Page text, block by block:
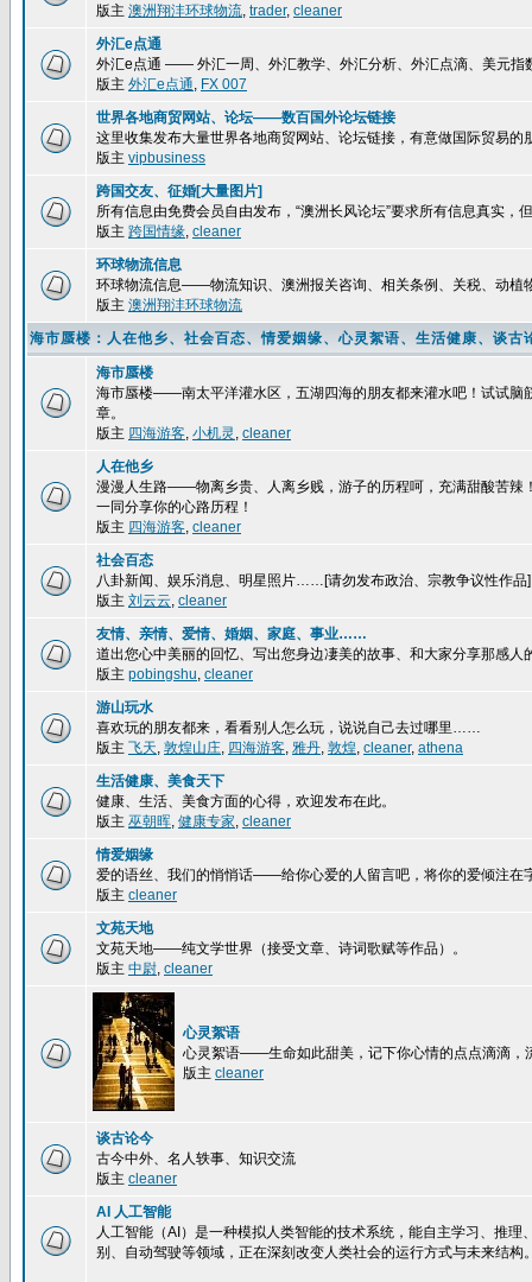
版主 澳洲翔沣环球物流, trader, cleaner
外汇e点通
外汇e点通 —— 外汇一周、外汇教学、外汇分析、外汇点滴、美元
版主 外汇e点通, FX 007
世界各地商贸网站、论坛——数百国外论坛链接
这里收集发布大量世界各地商贸网站、论坛链接，有意做国际贸易的
版主 vipbusiness
跨国交友、征婚[大量图片]
所有信息由免费会员自由发布，“澳洲长风论坛”要求所有信息真实，
版主 跨国情缘, cleaner
环球物流信息
环球物流信息——物流知识、澳洲报关咨询、相关条例、关税、动植
版主 澳洲翔沣环球物流
海市蜃楼：人在他乡、社会百态、情爱姻缘、心灵絮语、生活健康、谈
海市蜃楼
海市蜃楼——南太平洋灌水区，五湖四海的朋友都来灌水吧！试试脑
章。
版主 四海游客, 小机灵 , cleaner
人在他乡
漫漫人生路——物离乡贵、人离乡贱，游子的历程呵，充满甜酸苦辣
一同分享你的心路历程！
版主 四海游客, cleaner
社会百态
八卦新闻、娱乐消息、明星照片……[请勿发布政治、宗教争议性作品]
版主 刘云云, cleaner
友情、亲情、爱情、婚姻、家庭、事业……
道出您心中美丽的回忆、写出您身边凄美的故事、和大家分享那感
版主 pobingshu, cleaner
游山玩水
喜欢玩的朋友都来，看看别人怎么玩，说说自己去过哪里……
版主 飞天, 敦煌山庄, 四海游客, 雅丹, 敦煌, cleaner, athena
生活健康、美食天下
健康、生活、美食方面的心得，欢迎发布在此。
版主 巫朝晖, 健康专家, cleaner
情爱姻缘
爱的语丝、我们的悄悄话——给你心爱的人留言吧，将你的爱倾注
版主 cleaner
文苑天地
文苑天地——纯文学世界（接受文章、诗词歌赋等作品）。
版主 中尉, cleaner
心灵絮语
心灵絮语——生命如此甜美，记下你心情的点点滴滴，
版主 cleaner
谈古论今
古今中外、名人轶事、知识交流
版主 cleaner
AI 人工智能
人工智能（AI）是一种模拟人类智能的技术系统，能自主学习、推
别、自动驾驶等领域，正在深刻改变人类社会的运行方式与未来结构